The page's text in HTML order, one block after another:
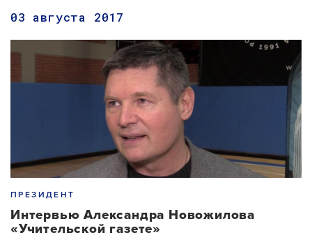
03 августа 2017
ПРЕЗИДЕНТ
Интервью Александра Новожилова
«Учительской газете»